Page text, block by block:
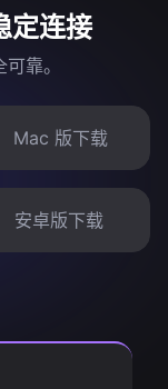
定连接
靠。
Mac 版下载
安卓版下载